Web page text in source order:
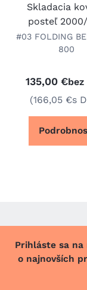
Skladacia
posteľ
#03 FOLDING
800
135,00 €bez
(166,05 €s
Prihláste sa
o najnovších